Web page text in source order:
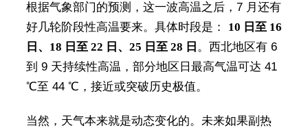
根据气象部门的预测，这一波高温之后，7 月还有
好几轮阶段性高温要来。具体时段是： 10 日至 16
日、18 日至 22 日、25 日至 28 日 。西北地区有 6
到 9 天持续性高温，部分地区日最高气温可达 41
℃至 44 ℃，接近或突破历史极值。
当然，天气本来就是动态变化的。未来如果副热